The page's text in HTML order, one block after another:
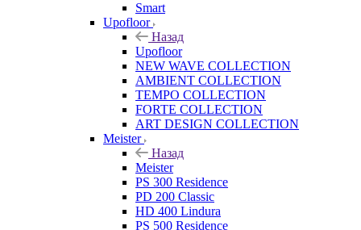
Smart
Upofloor
Назад
Upofloor
NEW WAVE COLLECTION
AMBIENT COLLECTION
TEMPO COLLECTION
FORTE COLLECTION
ART DESIGN COLLECTION
Meister
Назад
Meister
PS 300 Residence
PD 200 Classic
HD 400 Lindura
PS 500 Residence